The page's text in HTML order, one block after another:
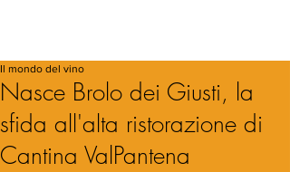
Nasce Brolo dei Giusti, la
sfida all'alta ristorazione di
Cantina ValPantena
Il mondo del vino